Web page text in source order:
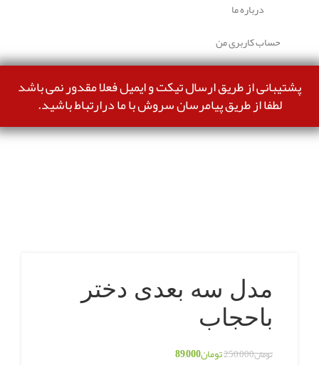
درباره ما
حساب کاربری من
پشتیبانی از طریق ارسال تیکت و ایمیل فعلا مقدور نمی باشد
لطفا از طریق پیامرسان سروش با ما درارتباط باشید.
مدل سه بعدی دختر
باحجاب
تومان250,000تومان89,000